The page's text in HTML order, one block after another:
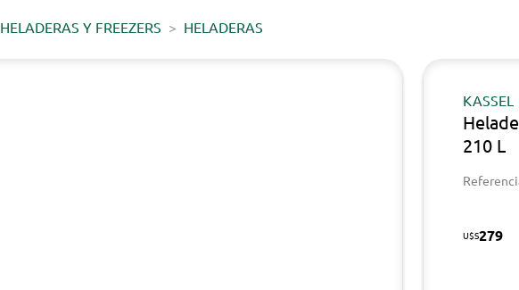
HELADERAS Y FREEZERS HELADERAS
KASSEL
210 L
U$S279